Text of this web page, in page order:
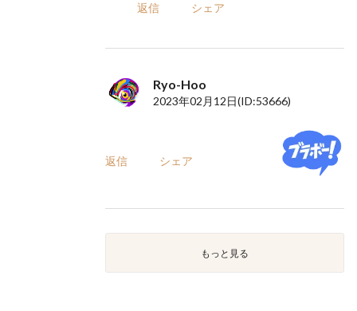
返信 シェア
Ryo-Hoo
2023年02月12日(ID:53666)
返信 シェア
もっと見る